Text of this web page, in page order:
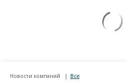
Новости компаний Все